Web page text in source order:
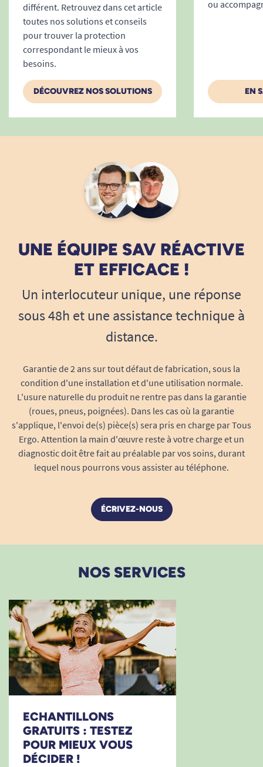
différent. Retrouvez dans cet article
toutes nos solutions et conseils
pour trouver la protection
correspondant le mieux à vos
besoins.
DÉCOUVREZ NOS SOLUTIONS
ou
EN
UNE ÉQUIPE SAV RÉACTIVE
ET EFFICACE !
Un interlocuteur unique, une réponse
sous 48h et une assistance technique à
distance.
Garantie de 2 ans sur tout défaut de fabrication, sous la
condition d'une installation et d'une utilisation normale.
L'usure naturelle du produit ne rentre pas dans la garantie
(roues, pneus, poignées). Dans les cas où la garantie
s'applique, l'envoi de(s) pièce(s) sera pris en charge par Tous
Ergo. Attention la main d'œuvre reste à votre charge et un
diagnostic doit être fait au préalable par vos soins, durant
lequel nous pourrons vous assister au téléphone.
ÉCRIVEZ-NOUS
NOS SERVICES
ECHANTILLONS
GRATUITS : TESTEZ
POUR MIEUX VOUS
DÉCIDER !